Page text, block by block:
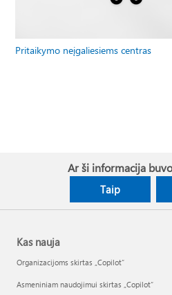
Pritaikymo neįgaliesiems centras
Ar ši informacija
Taip
Kas nauja
Organizacijoms skirtas „Copilot“
Asmeniniam naudojimui skirtas „Copilot“